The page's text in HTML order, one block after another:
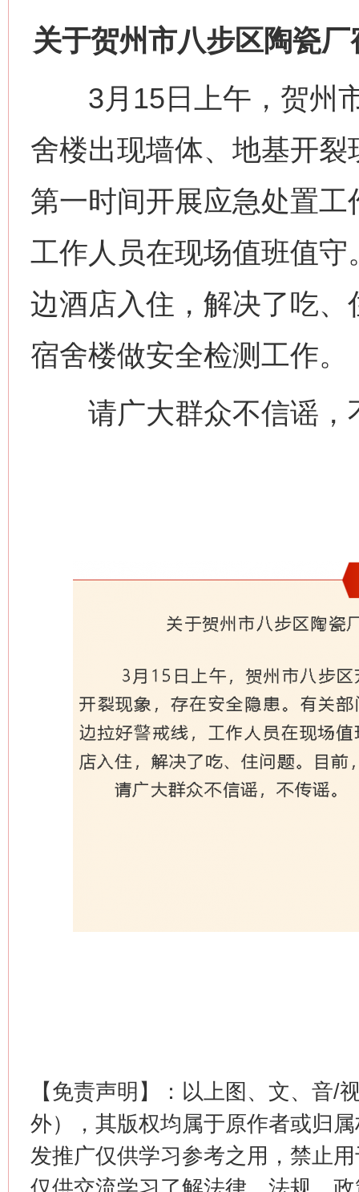
关于贺州市八步区陶瓷
3月15日上午，贺州市
舍楼出现墙体、地基开
第一时间开展应急处置
工作人员在现场值班值
边酒店入住，解决了吃
宿舍楼做安全检测工作。
请广大群众不信谣，
【免责声明】：以上图、文、音/
外），其版权均属于原作者或归
发推广仅供学习参考之用，禁止